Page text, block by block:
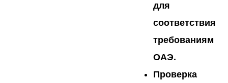
для
соответствия
требованиям
ОАЭ.
Проверка